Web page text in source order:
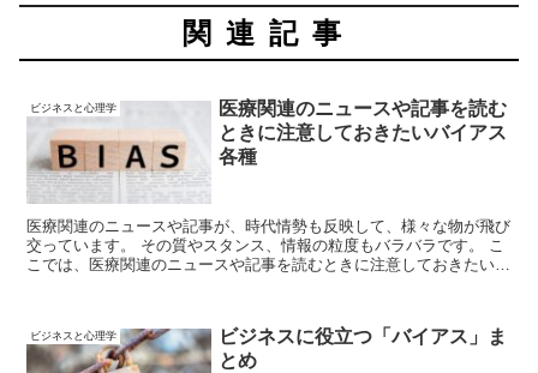
関連記事
ビジネスと心理学
医療関連のニュースや記事を読む
ときに注意しておきたいバイアス
各種
医療関連のニュースや記事が、時代情勢も反映して、様々な物が飛び
交っています。 その質やスタンス、情報の粒度もバラバラです。 こ
こでは、医療関連のニュースや記事を読むときに注意しておきたいバ
ビジネスと心理学
ビジネスに役立つ「バイアス」ま
とめ